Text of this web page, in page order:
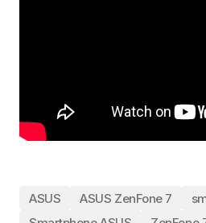
ASUS ASUS ZenFone 7